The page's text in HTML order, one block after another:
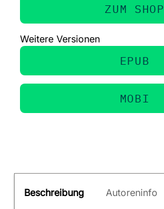
ZUM SHOP
Weitere Versionen
EPUB
MOBI
Beschreibung Autoreninfo